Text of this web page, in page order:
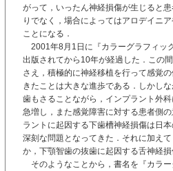
がって，いったん神経損傷が生じると
りでなく，場合によってはアロデイニ
ことになる．
2001年8月1日に『カラーグラフィッ
出版されてから10年が経過した．この
さえ，積極的に神経移植を行って感覚
きたことは大きな進歩である．しかし
歯もさることながら，インプラント外
急増し，また感覚障害に対する患者側
ラントに起因する下歯槽神経損傷は日
深刻な問題となってきた．それに加え
か，下顎智歯の抜歯に起因する舌神経損
そのようなことから，書名を『カラー